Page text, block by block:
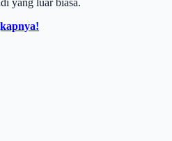
yang luar biasa.